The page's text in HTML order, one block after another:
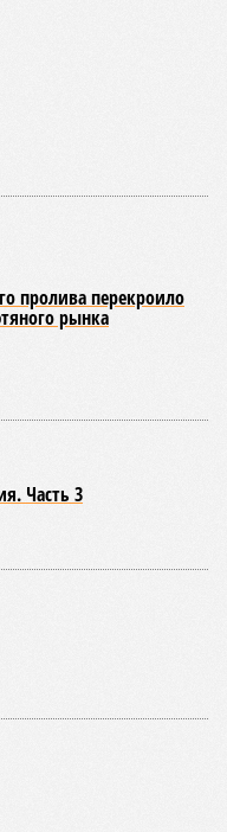
пролива перекроило
рынка
Часть 3